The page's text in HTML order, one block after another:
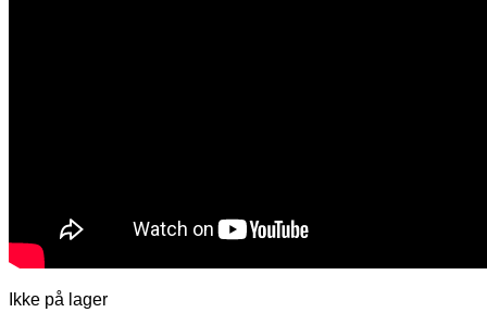
Ikke på lager